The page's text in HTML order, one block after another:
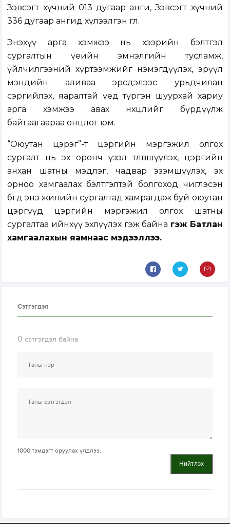
Зэвсэгт хүчний 013 дугаар анги, Зэвсэгт хүчний
336 дугаар ангид хүлээлгэн өглөө.
Энэхүү арга хэмжээ нь хээрийн бэлтгэл
сургалтын үеийн эмнэлгийн тусламж,
үйлчилгээний хүртээмжийг нэмэгдүүлэх, эрүүл
мэндийн аливаа эрсдэлээс урьдчилан
сэргийлэх, яаралтай үед түргэн шуурхай хариу
арга хэмжээ авах нөхцөлийг бүрдүүлж
байгаагаараа онцлог юм.
“Оюутан цэрэг”-т цэргийн мэргэжил олгох
сургалт нь эх оронч үзэл төлөвшүүлэх, цэргийн
анхан шатны мэдлэг, чадвар эзэмшүүлэх, эх
орноо хамгаалах бэлтгэлтэй болгоход чиглэсэн
бөгөөд энэ жилийн сургалтад хамрагдаж буй оюутан
цэргүүд цэргийн мэргэжил олгох шатны
сургалтаа ийнхүү эхлүүлэх гэж байна гэж Батлан
хамгаалахын яамнаас мэдээллээ.
Сэтгэгдэл
0 сэтгэгдэл байна
1000 тэмдэгт оруулах үлдлээ.
Нийтлэх